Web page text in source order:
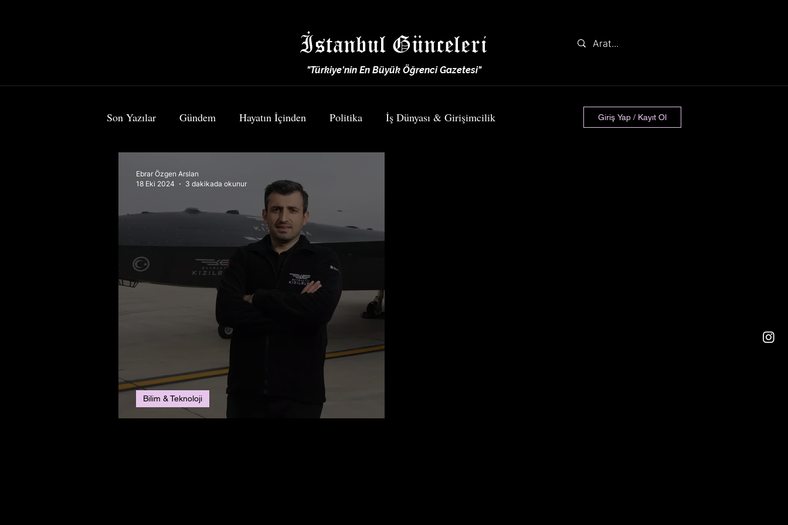
İstanbul Günceleri
"Türkiye'nin En Büyük Öğrenci Gazetesi"
Son Yazılar Gündem Hayatın İçinden Politika İş Dünyası & Girişimcilik Giriş Yap / Kayıt Ol
Selçuk Bayraktar’dan Gök Vatan Çağrısı
Bilim & Teknoloji
Ebrar Özgen Arslan
18 Eki 2024
3 dakikada okunur